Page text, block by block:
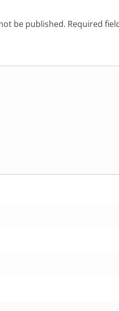
be published. Required